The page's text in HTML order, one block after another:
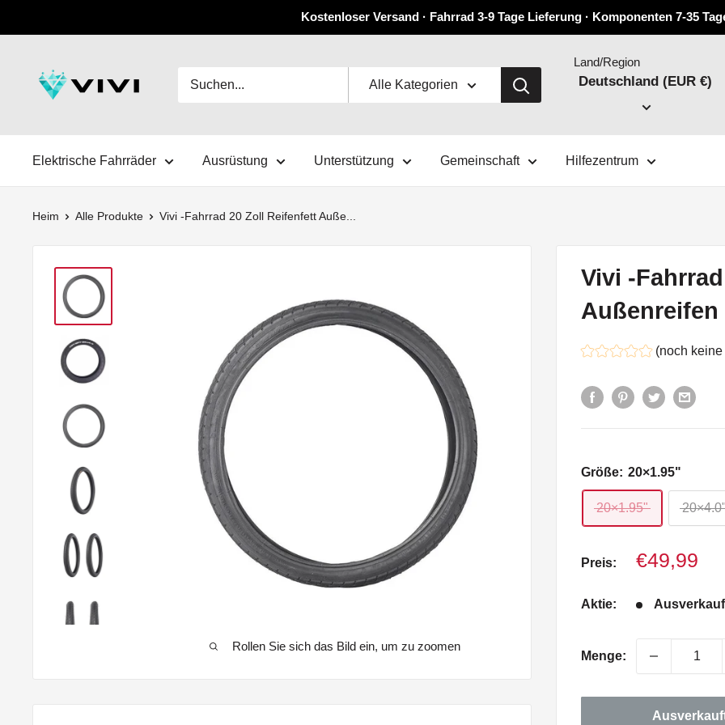
Sie
Inhalten
Kostenloser Versand · Fahrrad 3-9 Tage Lieferung · Komponenten 7-35
VIVI Alle Kategorien
Land/Region
Deutschland (EUR €)
Elektrische Fahrräder Ausrüstung Unterstützung Gemeinschaft Hilfezentrum
Heim Alle Produkte Vivi -Fahrrad 20 Zoll Reifenfett Auße...
Rollen Sie sich das Bild ein, um zu zoomen
Vivi -
Außenreifen
(noch
Größe: 20×1.95"
20×1.95"
Preis: €49,99
Aktie:
Menge: